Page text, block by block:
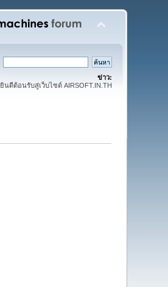
ข่าว:
ยินดีต้อนรับสู่เว็บไซต์ AIRSOFT.IN.TH